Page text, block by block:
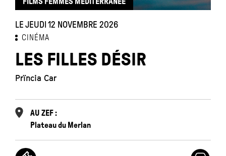
LE JEUDI 12 NOVEMBRE 2026
CINÉMA
LES FILLES DÉSIR
Prïncia Car
AU ZEF :
Plateau du Merlan